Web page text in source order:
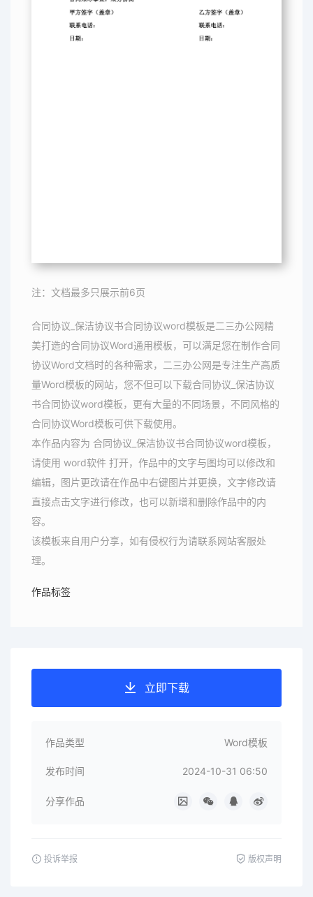
注：文档最多只展示前6页
合同协议_保洁协议书合同协议word模板是二三办公网精
美打造的合同协议Word通用模板，可以满足您在制作合同
协议Word文档时的各种需求，二三办公网是专注生产高质
量Word模板的网站，您不但可以下载合同协议_保洁协议
书合同协议word模板，更有大量的不同场景，不同风格的
合同协议Word模板可供下载使用。
本作品内容为 合同协议_保洁协议书合同协议word模板，
请使用 word软件 打开，作品中的文字与图均可以修改和
编辑，图片更改请在作品中右键图片并更换，文字修改请
直接点击文字进行修改，也可以新增和删除作品中的内
容。
该模板来自用户分享，如有侵权行为请联系网站客服处
理。
作品标签
立即下载
作品类型 Word模板
发布时间 2024-10-31 06:50
分享作品
投诉举报 版权声明